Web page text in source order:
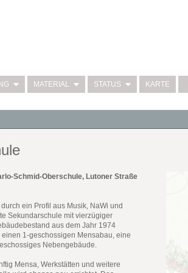
MATERIAL STATUS KARTE
Schmid-Oberschule, Lutoner Straße
ein Profil aus Musik, NaWi und
Sekundarschule mit vierzügiger
aus dem Jahr 1974
1-geschossigen Mensabau, eine
Nebengebäude.
Mensa, Werkstätten und weitere